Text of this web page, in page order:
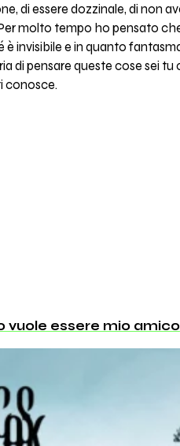
di essere dozzinale, di non
molto tempo ho pensato
invisibile e in quanto
di pensare queste cose sei tu
conosce.
vuole essere mio amico